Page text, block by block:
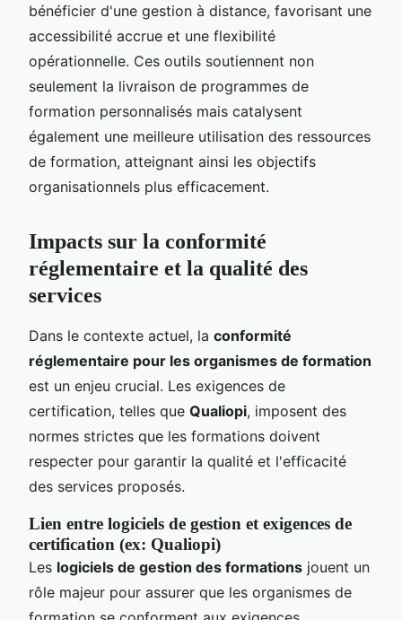
bénéficier d'une gestion à distance, favorisant une
accessibilité accrue et une flexibilité
opérationnelle. Ces outils soutiennent non
seulement la livraison de programmes de
formation personnalisés mais catalysent
également une meilleure utilisation des ressources
de formation, atteignant ainsi les objectifs
organisationnels plus efficacement.
Impacts sur la conformité
réglementaire et la qualité des
services
Dans le contexte actuel, la conformité
réglementaire pour les organismes de formation
est un enjeu crucial. Les exigences de
certification, telles que Qualiopi, imposent des
normes strictes que les formations doivent
respecter pour garantir la qualité et l'efficacité
des services proposés.
Lien entre logiciels de gestion et exigences de
certification (ex: Qualiopi)
Les logiciels de gestion des formations jouent un
rôle majeur pour assurer que les organismes de